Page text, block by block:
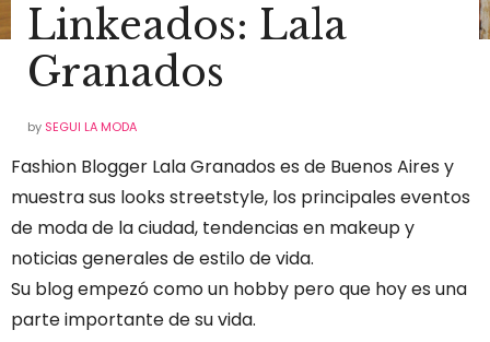
Linkeados: Lala
Granados
by SEGUI LA MODA
Fashion Blogger Lala Granados es de Buenos Aires y
muestra sus looks streetstyle, los principales eventos
de moda de la ciudad, tendencias en makeup y
noticias generales de estilo de vida.
Su blog empezó como un hobby pero que hoy es una
parte importante de su vida.